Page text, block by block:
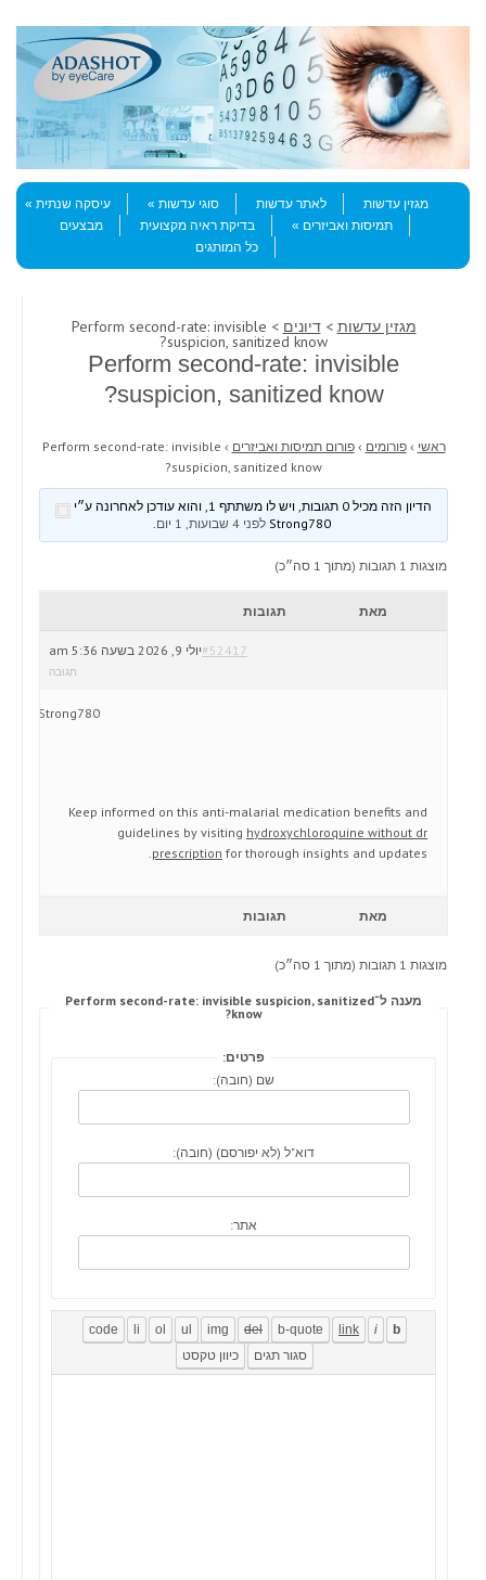
Menu
Skip to content
מגזין עדשות
לאתר עדשות סוגי עדשות
עיסקה שנתית
תמיסות ואביזרים
בדיקת ראיה מקצועית
מבצעים
כל המותגים
מגזין עדשות >דיונים > Perform second-rate: invisible
suspicion, sanitized know?
Perform second-rate: invisible
suspicion, sanitized know?
ראשי › פורומים › פורום תמיסות ואביזרים ›
Perform second-rate: invisible
suspicion, sanitized know?
הדיון הזה מכיל 0 תגובות, ויש לו משתתף 1, והוא עודכן לאחרונה ע״י
לפני 4 שבועות, 1 יום .
מוצגות 1 תגובות (מתוך 1 סה״כ)
מאת תגובות
יולי 9, 2026 בשעה 5:36 am#52417
תגובה
Strong780
Keep informed on this anti-malarial medication benefits and
guidelines by visiting hydroxychloroquine without dr
prescription for thorough insights and updates.
מאת תגובות
מוצגות 1 תגובות (מתוך 1 סה״כ)
מענה ל־Perform second-rate: invisible suspicion, sanitized
know?
פרטים:
שם (חובה):
דוא"ל (לא יפורסם) (חובה):
אתר: